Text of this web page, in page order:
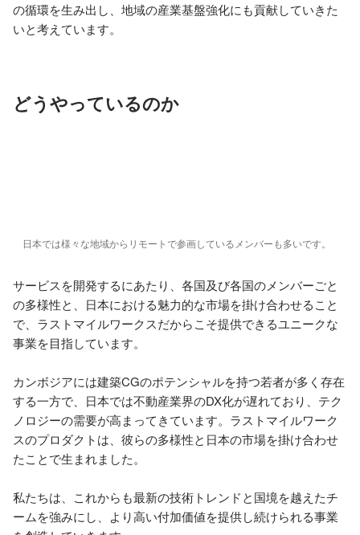
の循環を生み出し、地域の産業基盤強化にも貢献していきた
いと考えています。
どうやっているのか
日本では様々な地域からリモートで参画しているメンバーも多いです。
サービスを開発するにあたり、各国及び各国のメンバーごと
の多様性と、日本における魅力的な市場を掛け合わせること
で、ラストマイルワークスだからこそ提供できるユニークな
事業を目指しています。
カンボジアには建築CGのポテンシャルを持つ若者が多く存在
する一方で、日本では不動産業界のDX化が遅れており、テク
ノロジーの需要が高まってきています。ラストマイルワーク
スのプロダクトは、彼らの多様性と日本の市場を掛け合わせ
たことで生まれました。
私たちは、これからも最新の技術トレンドと国境を越えたチ
ームを強みにし、より高い付加価値を提供し続けられる事業